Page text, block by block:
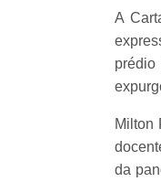
A
prédio
Milton
da